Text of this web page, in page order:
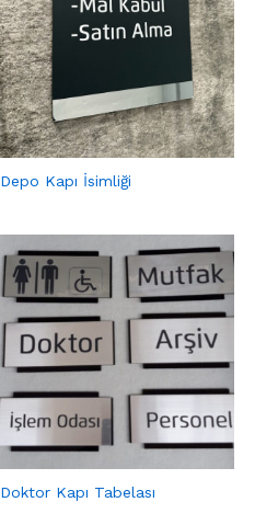
Depo Kapı İsimliği
Doktor Kapı Tabelası